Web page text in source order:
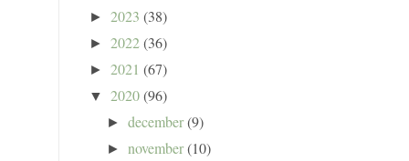
► 2023 (38)
► 2022(36)
► 2021 (67)
▼ 2020(96)
►december(9)
►november(10)